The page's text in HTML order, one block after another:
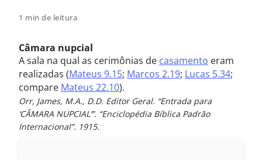
1 min de leitura
Câmara nupcial
A sala na qual as cerimônias de casamento eram
realizadas (Mateus 9.15; Marcos 2.19; Lucas 5.34;
compare Mateus 22.10).
Orr, James, M.A., D.D. Editor Geral. “Entrada para
‘CÂMARA NUPCIAL’”. “Enciclopédia Bíblica Padrão
Internacional”. 1915.